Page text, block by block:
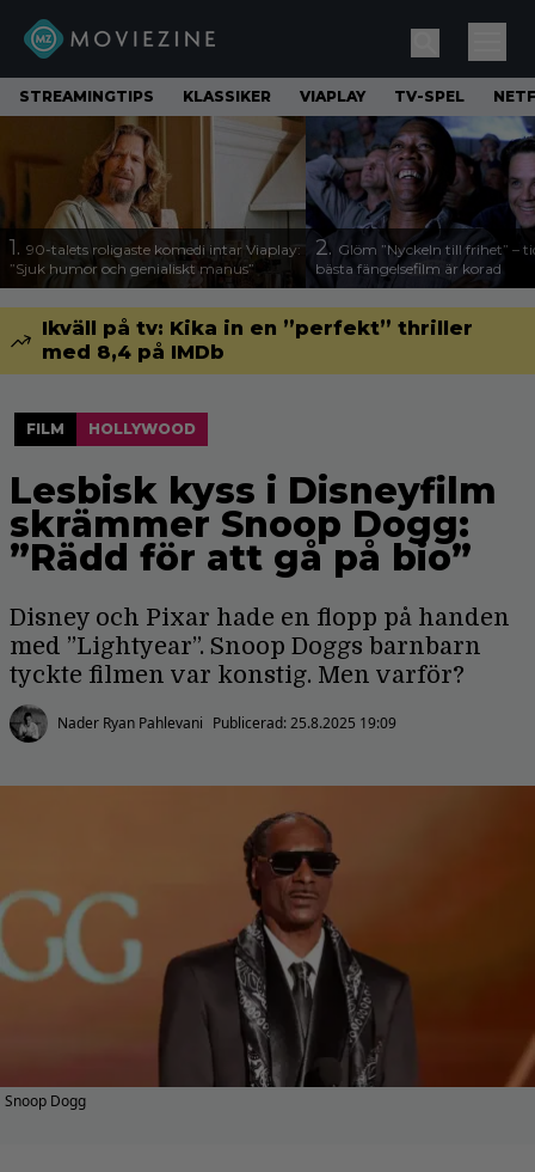
STREAMINGTIPS KLASSIKER VIAPLAY TV-SPEL
1. 90-talets roligaste komedi intar Viaplay:
”Sjuk humor och genialiskt manus”
2. Glöm ”Nyckeln till frihet” –
bästa fängelsefilm är korad
Ikväll på tv: Kika in en ”perfekt” thriller
med 8,4 på IMDb
FILM HOLLYWOOD
Lesbisk kyss i Disneyfilm
skrämmer Snoop Dogg:
”Rädd för att gå på bio”
Disney och Pixar hade en flopp på handen
med ”Lightyear”. Snoop Doggs barnbarn
tyckte filmen var konstig. Men varför?
Nader Ryan Pahlevani Publicerad:25.8.2025 19:09
Snoop Dogg